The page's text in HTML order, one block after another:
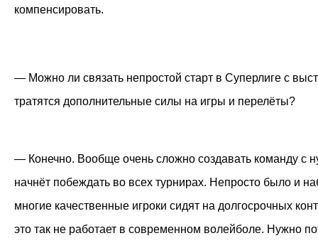
компенсировать.
— Можно ли связать непростой старт в Суперлиге с
тратятся дополнительные силы на игры и перелёты?
— Конечно. Вообще очень сложно создавать команду с
начнёт побеждать во всех турнирах. Непросто было и
многие качественные игроки сидят на долгосрочных
это так не работает в современном волейболе. Нужно